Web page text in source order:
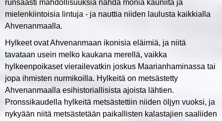
runsaasti mahdollisuuksia nähdä monia kauniita ja
mielenkiintoisia lintuja - ja nauttia niiden laulusta kaikkialla
Ahvenanmaalla.
Hylkeet ovat Ahvenanmaan ikonisia eläimiä, ja niitä
tavataan usein melko kaukana merellä, vaikka
hylkeenpoikaset vierailevatkin joskus Maarianhaminassa tai
jopa ihmisten nurmikoilla. Hylkeitä on metsästetty
Ahvenanmaalla esihistoriallisista ajoista lähtien.
Pronssikaudella hylkeitä metsästettiin niiden öljyn vuoksi, ja
nykyään niitä metsästetään paikallisten kalastajien saaliiden